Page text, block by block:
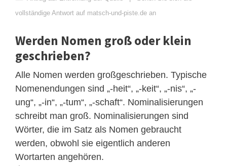
vollständige Antwort auf matsch-und-piste.de an
Werden Nomen groß oder klein
geschrieben?
Alle Nomen werden großgeschrieben. Typische
Nomenendungen sind „-heit“, „-keit“, „-nis“, „-
ung“, „-in“, „-tum“, „-schaft“. Nominalisierungen
schreibt man groß. Nominalisierungen sind
Wörter, die im Satz als Nomen gebraucht
werden, obwohl sie eigentlich anderen
Wortarten angehören.